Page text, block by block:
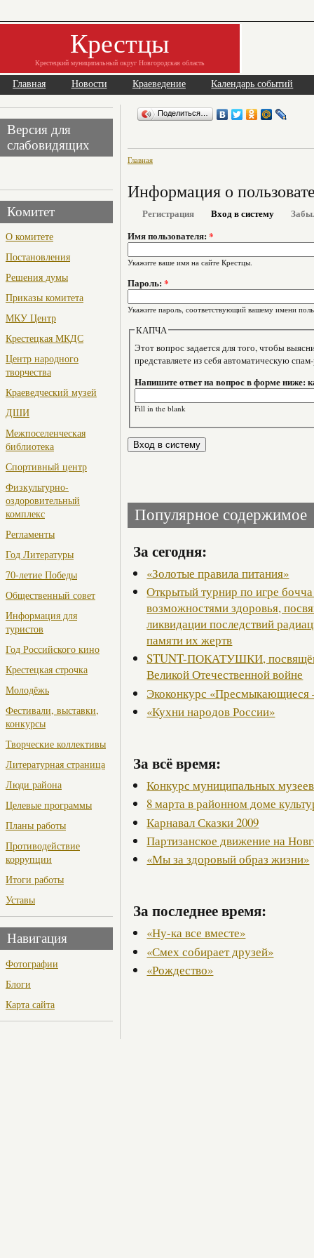
Крестцы
Крестецкий муниципальный округ Новгородская область
Главная Новости Краеведение Календарь событий
Версия для
слабовидящих
Комитет
О комитете
Постановления
Решения думы
Приказы комитета
МКУ Центр
Крестецкая МКДС
Центр народного
творчества
Краеведческий музей
ДШИ
Межпоселенческая
библиотека
Спортивный центр
Физкультурно-
оздоровительный
комплекс
Регламенты
Год Литературы
70-летие Победы
Общественный совет
Информация для
туристов
Год Российского кино
Крестецкая строчка
Молодёжь
Фестивали, выставки,
конкурсы
Творческие коллективы
Литературная страница
Люди района
Целевые программы
Планы работы
Противодействие
коррупции
Итоги работы
Уставы
Навигация
Фотографии
Блоги
Карта сайта
Поделиться…
Главная
Информация о
Регистрация Вход в систему
Имя пользователя: *
Укажите ваше имя на сайте Крестцы.
Пароль: *
Укажите пароль, соответствующий вашему имени
КАПЧА
Этот вопрос задается для того, чтобы выяснить,
представляете из себя автоматическую
Напишите ответ на вопрос в форме ниже:
Fill in the blank
Популярное содержимое
За сегодня:
«Золотые правила питания»
Открытый турнир по игре
возможностями здоровья,
ликвидации последствий
памяти их жертв
STUNT-ПОКАТУШКИ,
Великой Отечественной войне
Экоконкурс «Пресмыкающиеся
«Кухни народов России»
За всё время:
Конкурс муниципальных музеев
8 марта в районном доме
Карнавал Сказки 2009
Партизанское движение на
«Мы за здоровый образ жизни»
За последнее время:
«Ну-ка все вместе»
«Смех собирает друзей»
«Рождество»